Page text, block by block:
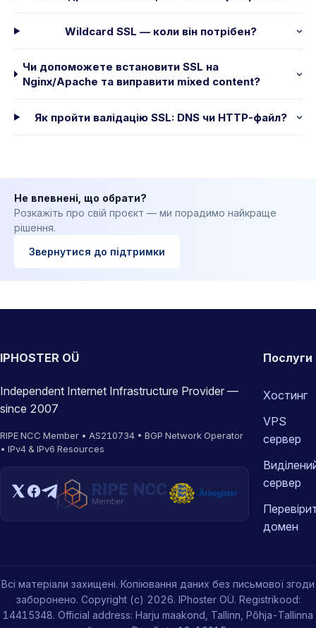
Wildcard SSL — коли він потрібен?
Чи допоможете встановити SSL на
Nginx/Apache та виправити mixed content?
Як пройти валідацію SSL: DNS чи HTTP-файл?
Не впевнені, що обрати?
Розкажіть про свій проєкт — ми порадимо найкраще
рішення.
Звернутися до підтримки
IPHOSTER OÜ
Independent Internet Infrastructure Provider —
since 2007
RIPE NCC Member • AS210734 • BGP Network Operator
• IPv4 & IPv6 Resources
Послуги
Хостинг
VPS
сервер
сервер
домен
Всі матеріали захищені. Копіювання даних без письмової згоди
заборонено. Copyright (c) 2026. IPhoster OÜ. Registrikood:
14415348. Official address: Harju maakond, Tallinn, Põhja-Tallinna